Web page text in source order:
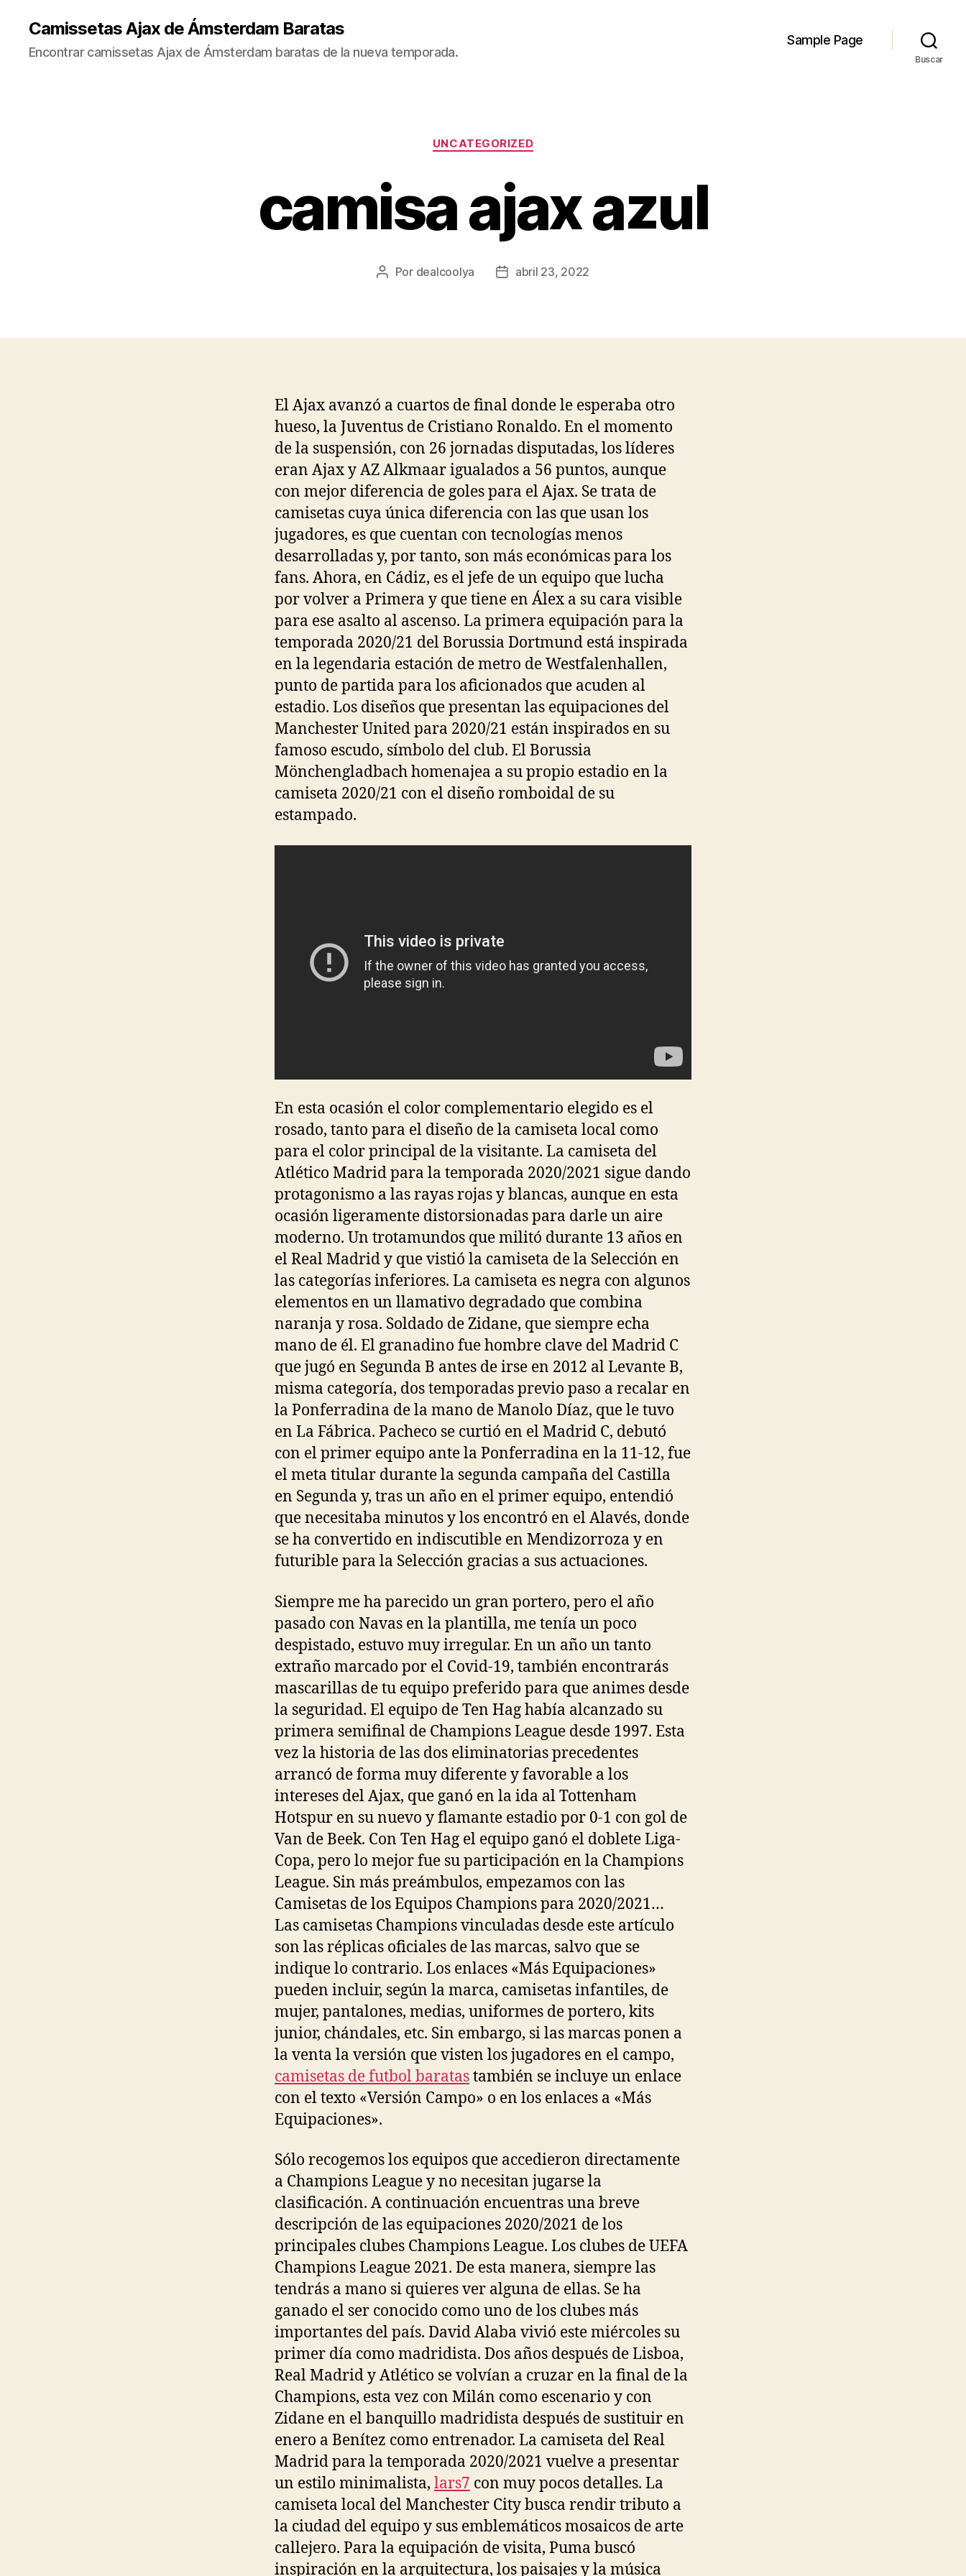
Camissetas Ajax de Ámsterdam Baratas
Encontrar camissetas Ajax de Ámsterdam baratas de la nueva temporada.
Sample Page
Buscar
Categorías
UNCATEGORIZED
camisa ajax azul
Autor
Por dealcoolya
Fechaabril 23, 2022
El Ajax avanzó a cuartos de final donde le esperaba otro
hueso, la Juventus de Cristiano Ronaldo. En el momento
de la suspensión, con 26 jornadas disputadas, los líderes
eran Ajax y AZ Alkmaar igualados a 56 puntos, aunque
con mejor diferencia de goles para el Ajax. Se trata de
camisetas cuya única diferencia con las que usan los
jugadores, es que cuentan con tecnologías menos
desarrolladas y, por tanto, son más económicas para los
fans. Ahora, en Cádiz, es el jefe de un equipo que lucha
por volver a Primera y que tiene en Álex a su cara visible
para ese asalto al ascenso. La primera equipación para la
temporada 2020/21 del Borussia Dortmund está inspirada
en la legendaria estación de metro de Westfalenhallen,
punto de partida para los aficionados que acuden al
estadio. Los diseños que presentan las equipaciones del
Manchester United para 2020/21 están inspirados en su
famoso escudo, símbolo del club. El Borussia
Mönchengladbach homenajea a su propio estadio en la
camiseta 2020/21 con el diseño romboidal de su
estampado.
En esta ocasión el color complementario elegido es el
rosado, tanto para el diseño de la camiseta local como
para el color principal de la visitante. La camiseta del
Atlético Madrid para la temporada 2020/2021 sigue dando
protagonismo a las rayas rojas y blancas, aunque en esta
ocasión ligeramente distorsionadas para darle un aire
moderno. Un trotamundos que militó durante 13 años en
el Real Madrid y que vistió la camiseta de la Selección en
las categorías inferiores. La camiseta es negra con algunos
elementos en un llamativo degradado que combina
naranja y rosa. Soldado de Zidane, que siempre echa
mano de él. El granadino fue hombre clave del Madrid C
que jugó en Segunda B antes de irse en 2012 al Levante B,
misma categoría, dos temporadas previo paso a recalar en
la Ponferradina de la mano de Manolo Díaz, que le tuvo
en La Fábrica. Pacheco se curtió en el Madrid C, debutó
con el primer equipo ante la Ponferradina en la 11-12, fue
el meta titular durante la segunda campaña del Castilla
en Segunda y, tras un año en el primer equipo, entendió
que necesitaba minutos y los encontró en el Alavés, donde
se ha convertido en indiscutible en Mendizorroza y en
futurible para la Selección gracias a sus actuaciones.
Siempre me ha parecido un gran portero, pero el año
pasado con Navas en la plantilla, me tenía un poco
despistado, estuvo muy irregular. En un año un tanto
extraño marcado por el Covid-19, también encontrarás
mascarillas de tu equipo preferido para que animes desde
la seguridad. El equipo de Ten Hag había alcanzado su
primera semifinal de Champions League desde 1997. Esta
vez la historia de las dos eliminatorias precedentes
arrancó de forma muy diferente y favorable a los
intereses del Ajax, que ganó en la ida al Tottenham
Hotspur en su nuevo y flamante estadio por 0-1 con gol de
Van de Beek. Con Ten Hag el equipo ganó el doblete Liga-
Copa, pero lo mejor fue su participación en la Champions
League. Sin más preámbulos, empezamos con las
Camisetas de los Equipos Champions para 2020/2021…
Las camisetas Champions vinculadas desde este artículo
son las réplicas oficiales de las marcas, salvo que se
indique lo contrario. Los enlaces «Más Equipaciones»
pueden incluir, según la marca, camisetas infantiles, de
mujer, pantalones, medias, uniformes de portero, kits
junior, chándales, etc. Sin embargo, si las marcas ponen a
la venta la versión que visten los jugadores en el campo,
camisetas de futbol baratastambién se incluye un enlace
con el texto «Versión Campo» o en los enlaces a «Más
Equipaciones».
Sólo recogemos los equipos que accedieron directamente
a Champions League y no necesitan jugarse la
clasificación. A continuación encuentras una breve
descripción de las equipaciones 2020/2021 de los
principales clubes Champions League. Los clubes de UEFA
Champions League 2021. De esta manera, siempre las
tendrás a mano si quieres ver alguna de ellas. Se ha
ganado el ser conocido como uno de los clubes más
importantes del país. David Alaba vivió este miércoles su
primer día como madridista. Dos años después de Lisboa,
Real Madrid y Atlético se volvían a cruzar en la final de la
Champions, esta vez con Milán como escenario y con
Zidane en el banquillo madridista después de sustituir en
enero a Benítez como entrenador. La camiseta del Real
Madrid para la temporada 2020/2021 vuelve a presentar
un estilo minimalista, lars7 con muy pocos detalles. La
camiseta local del Manchester City busca rendir tributo a
la ciudad del equipo y sus emblemáticos mosaicos de arte
callejero. Para la equipación de visita, Puma buscó
inspiración en la arquitectura, los paisajes y la música